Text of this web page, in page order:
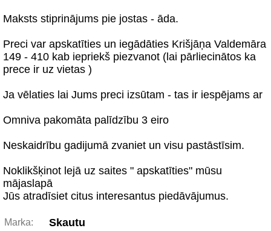
Maksts stiprinājums pie jostas - āda.
Preci var apskatīties un iegādāties Krišjāņa Valdemāra
149 - 410 kab iepriekš piezvanot (lai pārliecinātos ka
prece ir uz vietas )
Ja vēlaties lai Jums preci izsūtam - tas ir iespējams ar
Omniva pakomāta palīdzību 3 eiro
Neskaidrību gadijumā zvaniet un visu pastāstīsim.
Noklikšķinot lejā uz saites " apskatīties" mūsu
mājaslapā
Jūs atradīsiet citus interesantus piedāvājumus.
Marka: Skautu